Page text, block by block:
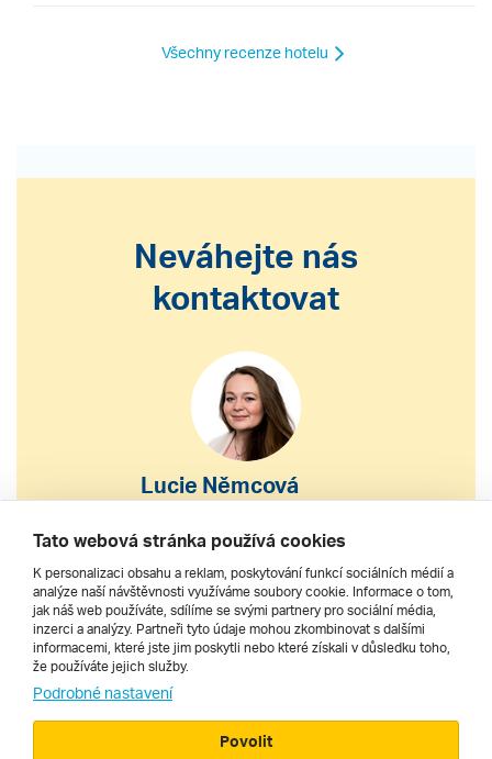
Všechny recenze hotelu
Neváhejte nás
kontaktovat
Lucie Němcová
S výběrem nebo nákupem
zájezdu vám pomohu
222 200 610
Tato webová stránka používá cookies
K personalizaci obsahu a reklam, poskytování funkcí sociálních médií a
analýze naší návštěvnosti využíváme soubory cookie. Informace o tom,
jak náš web používáte, sdílíme se svými partnery pro sociální média,
inzerci a analýzy. Partneři tyto údaje mohou zkombinovat s dalšími
informacemi, které jste jim poskytli nebo které získali v důsledku toho,
že používáte jejich služby.
Podrobné nastavení
Povolit